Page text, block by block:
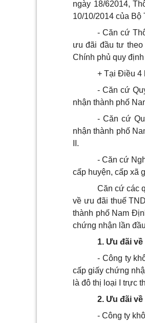
ngày 18/62014,
10/10/2014 của Bộ
- Căn cứ
ưu đãi đầu tư
Chính phủ quy
+ Tại Điều 4
- Căn cứ
nhận thành phố
- Căn cứ
nhận thành phố
II.
- Căn cứ
cấp huyện, cấp xã
Căn cứ các
về ưu đãi thuế
thành phố Nam
chứng nhận lần
1. Ưu đãi
- Công ty
cấp giấy chứng
là đô thị loại I trực
2. Ưu đãi
- Công ty